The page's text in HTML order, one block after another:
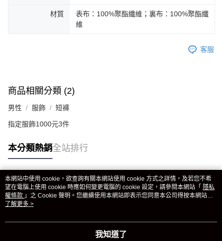
材質
表布：100%聚酯纖維；裏布：100%聚酯纖
維
客服
商品相關分類 (2)
男性 服飾 短褲
指定服飾1000元3件
本分類熱銷全站排行
熱門標籤
本網站中使用 cookie，欲查詢有關本網站使用 cookie 方式之詳情，及若您不希
望在電腦上使用 cookie 時應如何變更電腦的 cookie 設定，請參閱本網站「 隱私
權條款 」之 Cookie 聲明。您繼續使用本網站即表示您同意本公司得按本網站使
用條款之 Cookie 聲明使用 cookie。
了解更多 >
我知道了